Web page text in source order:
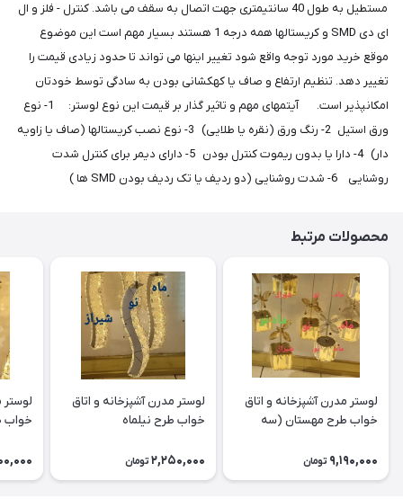
مستطیل به طول 40 سانتیمتری جهت اتصال به سقف می باشد. کنترل - فلز و ال
ای دی SMD و کریستالها همه درجه 1 هستند بسیار مهم است این موضوع
موقع خرید مورد توجه واقع شود تغییر اینها می تواند تا حدود زیادی قیمت را
تغییر دهد. تنظیم ارتفاع و صاف یا کهکشانی بودن به سادگی توسط خودتان
امکانپذیر است. آیتمهای مهم و تاثیر گذار بر قیمت این نوع لوستر: 1- نوع
ورق استیل 2- رنگ ورق (نقره یا طلایی) 3- نوع نصب کریستالها (صاف یا زاویه
دار) 4- دارا یا بدون ریموت کنترل بودن 5- دارای دیمر برای کنترل شدت
روشنایی 6- شدت روشنایی (دو ردیف یا تک ردیف بودن SMD ها )
محصولات مرتبط
لوستر مدرن آشپزخانه و اتاق
خواب طرح مهستان (سه
9,190,000 تومان
لوستر مدرن آشپزخانه و اتاق
خواب طرح نیلماه
2,250,000 تومان
لوستر
خواب